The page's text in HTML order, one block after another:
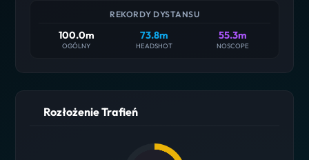
REKORDY DYSTANSU
100.0m
OGÓLNY
73.8m
HEADSHOT
55.3m
NOSCOPE
Rozłożenie Trafień